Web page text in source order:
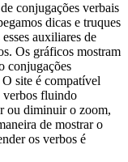
conjugações verbais
dicas e truques
auxiliares de
Os gráficos mostram
conjugações
site é compatível
verbos fluindo
ou diminuir o zoom,
de mostrar o
os verbos é